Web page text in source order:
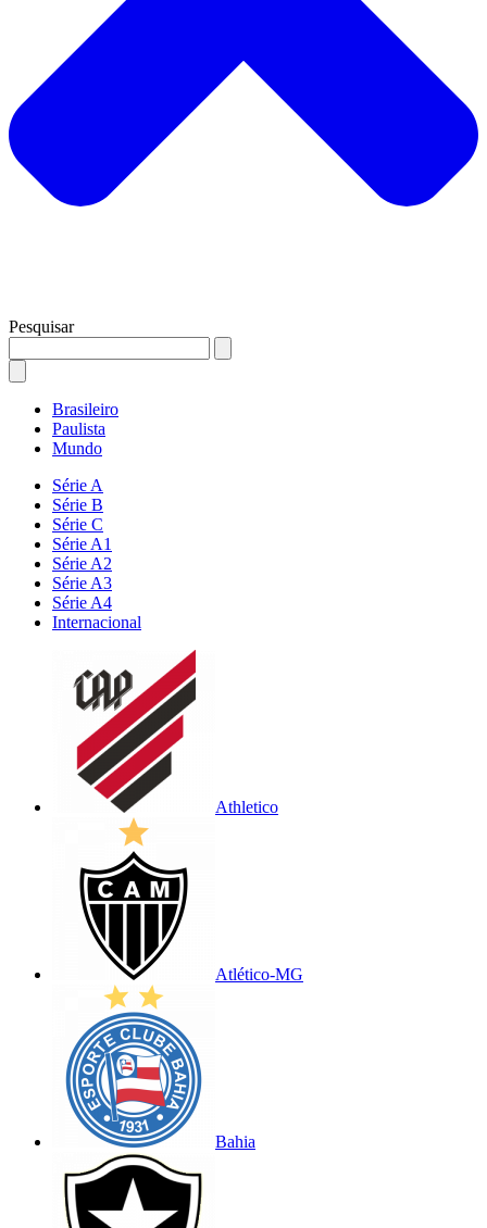
Pesquisar
Brasileiro
Paulista
Mundo
Série A
Série B
Série C
Série A1
Série A2
Série A3
Série A4
Internacional
Athletico
Atlético-MG
Bahia